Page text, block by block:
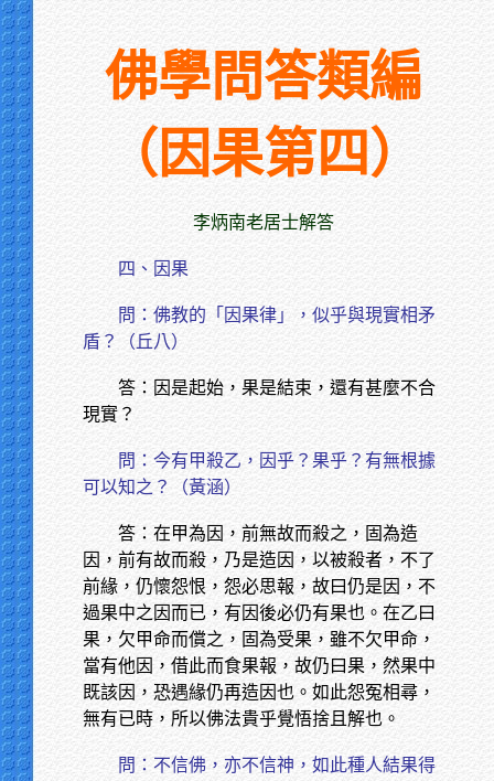
佛學問答類編
（因果第四）
李炳南老居士解答
四、因果
問：佛教的「因果律」，似乎與現實相矛
盾？（丘八）
答：因是起始，果是結束，還有甚麼不合
現實？
問：今有甲殺乙，因乎？果乎？有無根據
可以知之？（黃涵）
答：在甲為因，前無故而殺之，固為造
因，前有故而殺，乃是造因，以被殺者，不了
前緣，仍懷怨恨，怨必思報，故曰仍是因，不
過果中之因而已，有因後必仍有果也。在乙曰
果，欠甲命而償之，固為受果，雖不欠甲命，
當有他因，借此而食果報，故仍曰果，然果中
既該因，恐遇緣仍再造因也。如此怨冤相尋，
無有已時，所以佛法貴乎覺悟捨且解也。
問：不信佛，亦不信神，如此種人結果得